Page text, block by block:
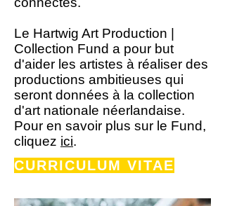
Le Hartwig Art Production |
Collection Fund a pour but
d'aider les artistes à réaliser des
productions ambitieuses qui
seront données à la collection
d'art nationale néerlandaise.
Pour en savoir plus sur le Fund,
cliquez ici.
CURRICULUM VITAE